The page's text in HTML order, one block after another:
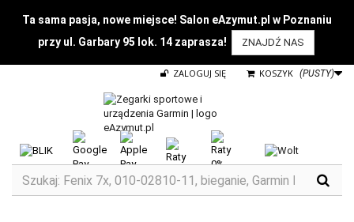
Ta sama pasja, nowe miejsce! Salon eAzymut.pl w Poznaniu
przy ul. Garbary 95 lok. 14 zaprasza!
ZNAJDŹ NAS
KOSZYK (PUSTY)
ZALOGUJ SIĘ